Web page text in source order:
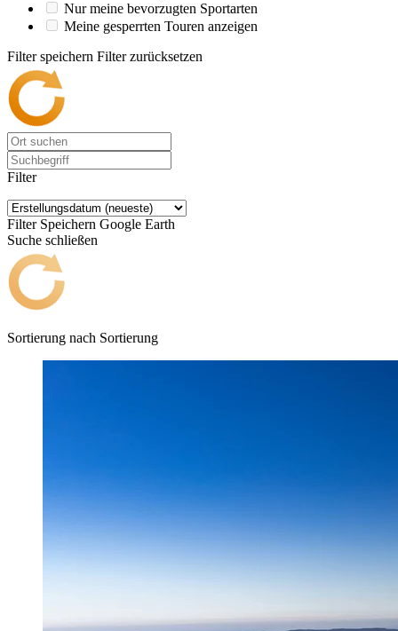
Nur meine bevorzugten Sportarten
Meine gesperrten Touren anzeigen
Filter speichern Filter zurücksetzen
Filter
Filter Speichern Google Earth
Suche schließen
Sortierung nach Sortierung